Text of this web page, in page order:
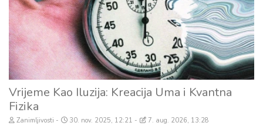
Vrijeme Kao Iluzija: Kreacija Uma i Kvantna
Fizika
Zanimljivosti 30. nov. 2025, 12:21 7. aug. 2026, 13:28